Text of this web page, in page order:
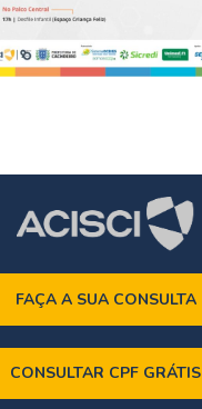
FAÇA A SUA CONSULTA
CONSULTAR CPF GRÁTIS